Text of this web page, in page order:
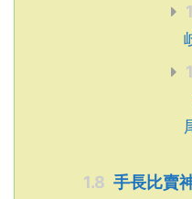
1.8 手長比賣